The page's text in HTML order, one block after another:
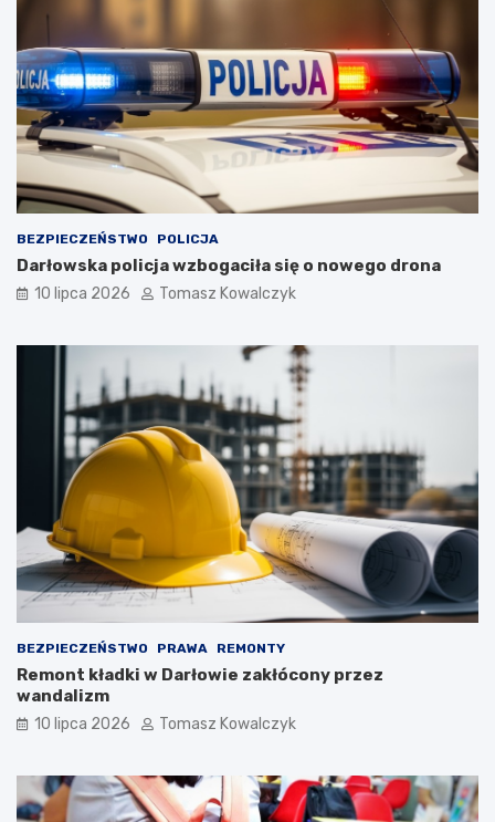
BEZPIECZEŃSTWO POLICJA
Darłowska policja wzbogaciła się o nowego drona
10 lipca 2026 Tomasz Kowalczyk
BEZPIECZEŃSTWO PRAWA REMONTY
Remont kładki w Darłowie zakłócony przez
wandalizm
10 lipca 2026 Tomasz Kowalczyk